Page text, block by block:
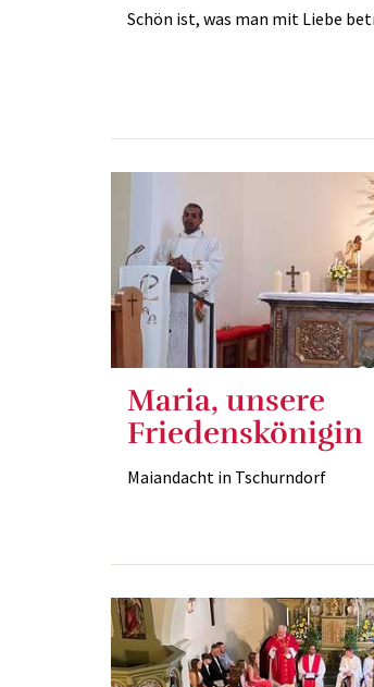
Schön ist, was man mit Liebe
Maria, unsere
Friedenskönigin
Maiandacht in Tschurndorf